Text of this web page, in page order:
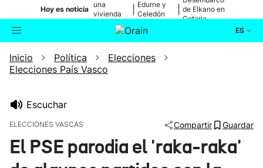
Hoy es noticia
una
vivienda
de Bilbao
Edurne y
Celedón
de Elkano en
Getaria
ES
Buscador Actualidad
Ikusmiran
Inicio Política
Elecciones
Elecciones País Vasco
Escuchar
ELECCIONES VASCAS Compartir Guardar
El PSE parodia el 'raka-raka'